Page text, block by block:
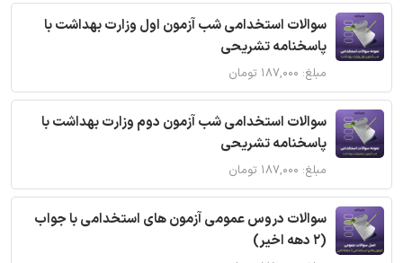
سوالات استخدامی شب آزمون اول وزارت بهداشت با
پاسخنامه تشریحی
مبلغ: ۱۸۷,۰۰۰ تومان
سوالات استخدامی شب آزمون دوم وزارت بهداشت با
پاسخنامه تشریحی
مبلغ: ۱۸۷,۰۰۰ تومان
سوالات دروس عمومی آزمون های استخدامی با جواب
(2 دهه اخیر)